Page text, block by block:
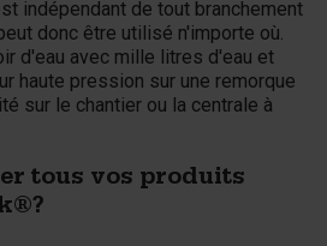
indépendant de tout branchement
donc être utilisé n'importe où.
d'eau avec mille litres d'eau et
haute pression sur une remorque
sur le chantier ou la centrale à
tous vos produits